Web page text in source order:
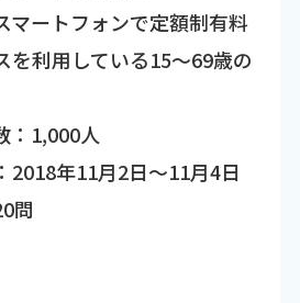
マートフォンで定額制有料
を利用している15～69歳の
：1,000人
2018年11月2日～11月4日
問